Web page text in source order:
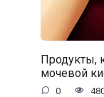
Продукты,
мочевой
0